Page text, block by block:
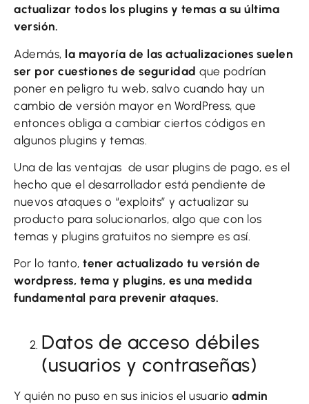
actualizar todos los plugins y temas a su última
versión.
Además, la mayoría de las actualizaciones suelen
ser por cuestiones de seguridad que podrían
poner en peligro tu web, salvo cuando hay un
cambio de versión mayor en WordPress, que
entonces obliga a cambiar ciertos códigos en
algunos plugins y temas.
Una de las ventajas de usar plugins de pago, es el
hecho que el desarrollador está pendiente de
nuevos ataques o “exploits” y actualizar su
producto para solucionarlos, algo que con los
temas y plugins gratuitos no siempre es así.
Por lo tanto, tener actualizado tu versión de
wordpress, tema y plugins, es una medida
fundamental para prevenir ataques.
Datos de acceso débiles
(usuarios y contraseñas)
Y quién no puso en sus inicios el usuario admin